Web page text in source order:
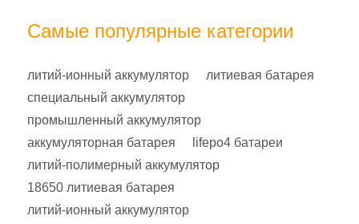
Самые популярные категории
литий-ионный аккумулятор
литиевая батарея
специальный аккумулятор
промышленный аккумулятор
аккумуляторная батарея
lifepo4 батареи
литий-полимерный аккумулятор
18650 литиевая батарея
литий-ионный аккумулятор